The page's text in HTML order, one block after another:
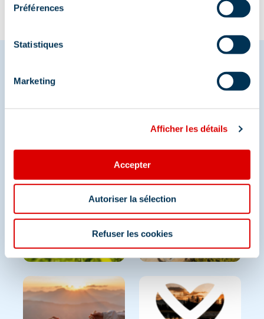
Préférences
Statistiques
Marketing
Afficher les détails
Accepter
Autoriser la sélection
Refuser les cookies
Méribel